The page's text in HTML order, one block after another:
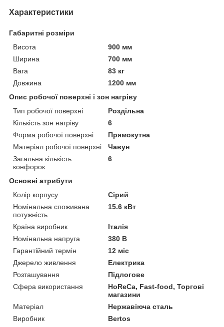
Характеристики
Габаритні розміри
Висота
900 мм
Ширина
700 мм
Вага
83 кг
Довжина
1200 мм
Опис робочої поверхні і зон нагріву
Тип робочої поверхні
Роздільна
Кількість зон нагріву
6
Форма робочої поверхні
Прямокутна
Матеріал робочої поверхні
Чавун
Загальна кількість
конфорок
6
Основні атрибути
Колір корпусу
Сірий
Номінальна споживана
потужність
15.6 кВт
Країна виробник
Італія
Номінальна напруга
380 В
Гарантійний термін
12 міс
Джерело живлення
Електрика
Розташування
Підлогове
Сфера використання
HoReCa, Fast-food, Торгові
магазини
Матеріал
Нержавіюча сталь
Виробник
Bertos